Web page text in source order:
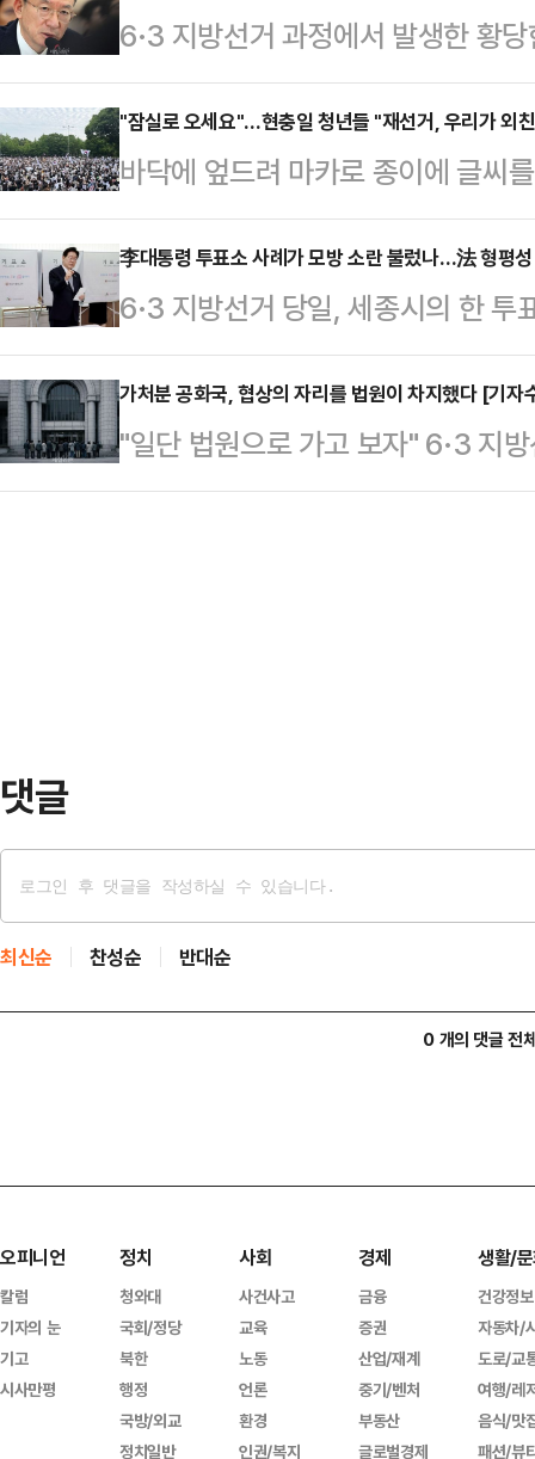
6·3 지방선거 과정에서 발생한 황
시지는 지독하리만큼 모순적이다.
해 선관위의 책임 있는 반성과 신속
특검과 국정조사 가능성까지 언급
었다. 정 장관은 "사태의 혼란을 틈
거 음모론과 극단세력의 불법적인
"정당한 권리를 주장하는 국민과
극단세력은 얼씬도 하지 않…
"잠실로 오세요"…현충일 청년들 "재선거, 우리가 외
바닥에 엎드려 마카로 종이에 글씨
파가 끝없이 이어졌다. 현충일인 6
기장 일대를 가득 메운 청년들의 풍
추산 약 1만명이 개표소 인근 8개
인파는 줄지 않고 오히려 늘었다.
6시 올림픽공원 내 실시간 인구는
32.3%가 20대였다.서늘해진 저녁
표소 주변…
李대통령 투표소 사례가 모방 소란 불렀나…法 형평
6·3 지방선거 당일, 세종시의 한
용지를 투표함에 넣지 않고 주변 선
받는 소란이 빚어졌다. 경남 김해
한 60대 남성이 유사한 소동을 벌
따르면 A씨는 3일 오전 7시께 세종
가처분 공화국, 협상의 자리를 법원이 차지했다 [기자
"일단 법원으로 가고 보자" 6·3 지
사이에서 공공연히 돌던 말이다. 실
댓글
최신순 찬성순 반대순
0 개의 댓글 전
오피니언
칼럼
기자의 눈
기고
시사만평
정치
청와대
국회/정당
북한
행정
국방/외교
정치일반
사회
사건사고
교육
노동
언론
환경
인권/복지
경제
금융
증권
산업/재계
중기/벤처
부동산
글로벌경제
생활/
건강정보
자동차/
도로/교
여행/레
음식/맛
패션/뷰